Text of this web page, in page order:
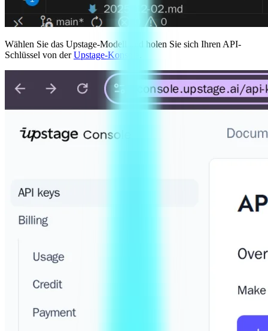
Wählen Sie das Upstage-Modell und holen Sie sich Ihren API-
Schlüssel von derUpstage-Konsole